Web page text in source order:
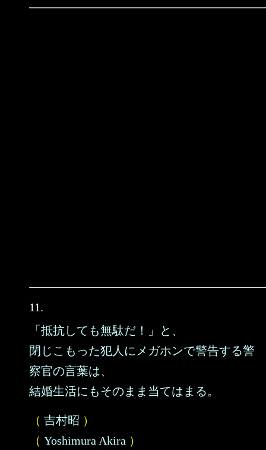
11.
「抵抗しても無駄だ！」と、
閉じこもった犯人にメガホンで警告する警
察官の言葉は、
結婚生活にもそのまま当てはまる。
（ 吉村昭 ）
（ Yoshimura Akira ）